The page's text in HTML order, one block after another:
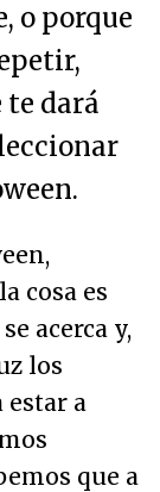
o porque
te dará
cosa es
acerca y,
los
estar a
que a